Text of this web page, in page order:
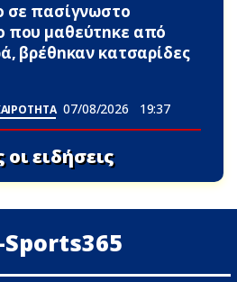
σε πασίγνωστο
που μαθεύτnκε από
βρέθnκαν κατσαρίδες
07/08/2026 19:37
ειδήσεις